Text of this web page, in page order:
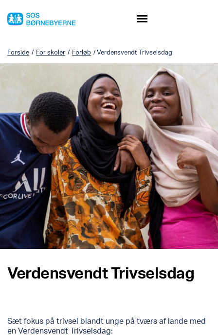
Forside / For skoler / Forløb /Verdensvendt Trivselsdag
Verdensvendt Trivselsdag
Sæt fokus på trivsel blandt unge på tværs af lande med
en Verdensvendt Trivselsdag: